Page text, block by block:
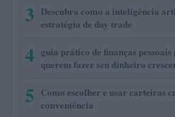
3 Descubra como a inteligência
estratégia de day trade
4 guia prático de finanças
querem fazer seu dinheiro
5 Como escolher e usar carteiras
conveniência